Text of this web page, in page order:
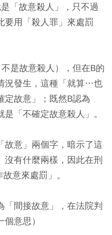
「故意殺人」，只不過
要用「殺人罪」來處罰
是故意殺人），但在B的
況發生，這種「就算…也
定故意」；既然B認為
是「不確定故意殺人」。
故意」兩個字，暗示了這
沒有什麼兩樣，因此在刑
意來處罰」。
「間接故意」，在法院判
意思）